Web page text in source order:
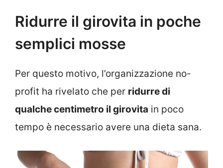
Ridurre il girovita in poche
semplici mosse
Per questo motivo, l’organizzazione no-
profit ha rivelato che per ridurre di
qualche centimetro il girovita in poco
tempo è necessario avere una dieta sana.